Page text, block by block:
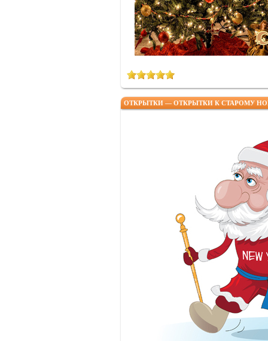
ОТКРЫТКИ — ОТКРЫТКИ К СТАРОМУ